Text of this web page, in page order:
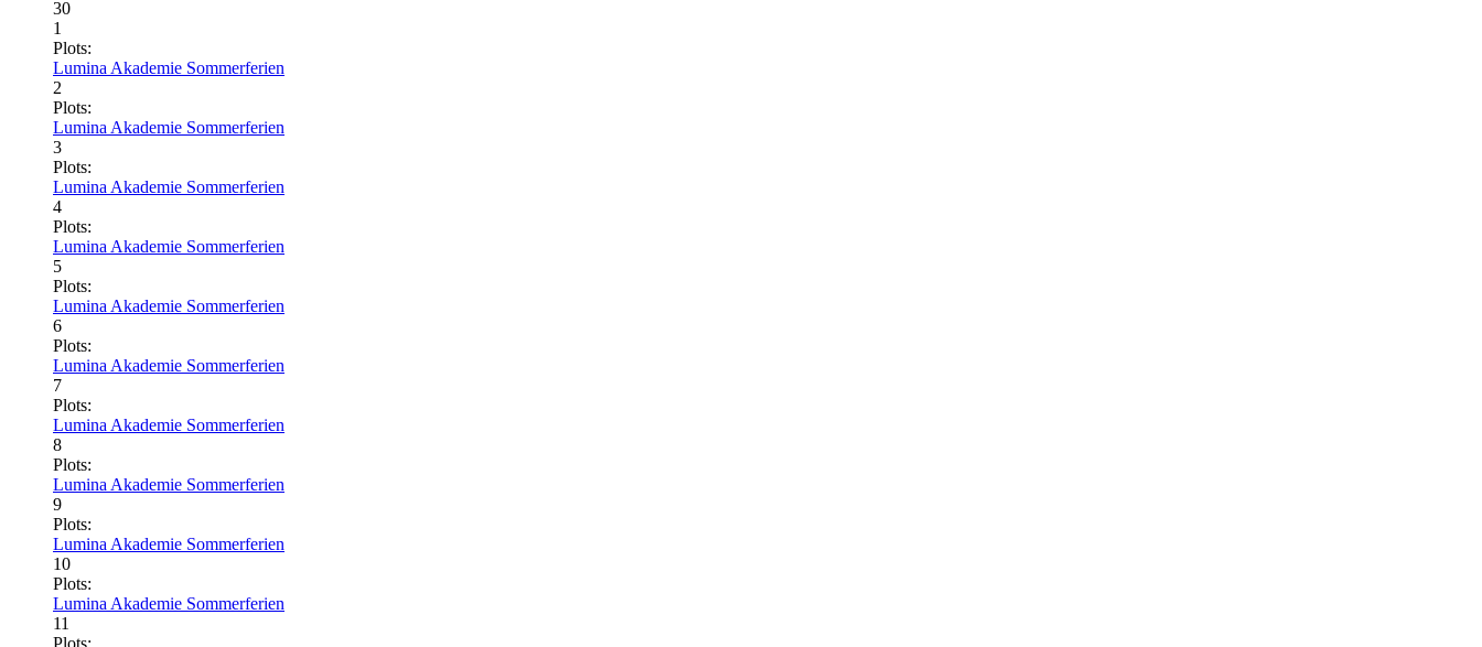
30
1
Plots:
Lumina Akademie Sommerferien
2
Plots:
Lumina Akademie Sommerferien
3
Plots:
Lumina Akademie Sommerferien
4
Plots:
Lumina Akademie Sommerferien
5
Plots:
Lumina Akademie Sommerferien
6
Plots:
Lumina Akademie Sommerferien
7
Plots:
Lumina Akademie Sommerferien
8
Plots:
Lumina Akademie Sommerferien
9
Plots:
Lumina Akademie Sommerferien
10
Plots:
Lumina Akademie Sommerferien
11
Plots: